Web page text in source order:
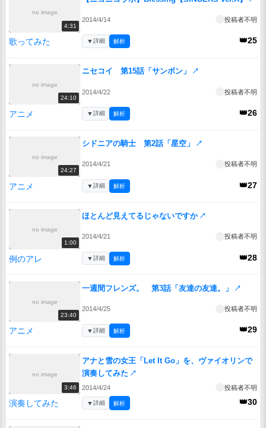
no image
4:31
2014/4/14 投稿者不明
歌ってみた 👑25
▼詳細 解析
no image
24:10
ニセコイ 第15話「サンボン」 ↗
2014/4/22 投稿者不明
アニメ 👑26
▼詳細 解析
no image
24:27
シドニアの騎士 第2話「星空」 ↗
2014/4/21 投稿者不明
アニメ 👑27
▼詳細 解析
no image
1:00
ほとんど見えてるじゃないですか ↗
2014/4/21 投稿者不明
例のアレ 👑28
▼詳細 解析
no image
23:40
一週間フレンズ。 第3話「友達の友達。」 ↗
2014/4/25 投稿者不明
アニメ 👑29
▼詳細 解析
no image
3:46
アナと雪の女王「Let It Go」を、ヴァイオリンで
演奏してみた ↗
2014/4/24 投稿者不明
演奏してみた 👑30
▼詳細 解析